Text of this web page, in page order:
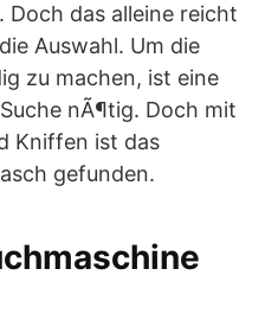
Doch das alleine reicht
Auswahl. Um die
zu machen, ist eine
nÃ¶tig. Doch mit
Kniffen ist das
gefunden.